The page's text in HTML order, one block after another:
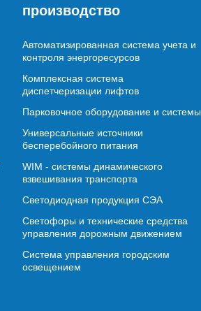
производство
Автоматизированная система учета и
контроля энергоресурсов
Комплексная система
диспетчеризации лифтов
Парковочное оборудование и системы
Универсальные источники
бесперебойного питания
WIM - системы динамического
взвешивания транспорта
Светодиодная продукция СЭА
Светофоры и технические средства
управления дорожным движением
Система управления городским
освещением